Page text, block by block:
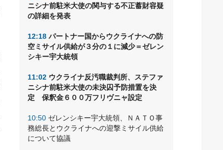
ニシナ前駐米大使の関与する不正蓄財容疑
の詳細を発表
12:18 パートナー国からウクライナへの防
空ミサイル供給が３分の１に減少＝ゼレン
シキー宇大統領
11:02 ウクライナ反汚職裁判所、ステファ
ニシナ前駐米大使の未決囚予防措置を決
定 保釈金６００万フリヴニャ設定
10:50 ゼレンシキー宇大統領、ＮＡＴＯ事
務総長とウクライナへの迎撃ミサイル供給
について協議